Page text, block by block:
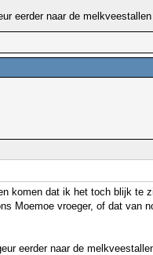
eerder naar de
komen dat ik het toch blijk te
Moemoe vroeger, of dat van
eerder naar de